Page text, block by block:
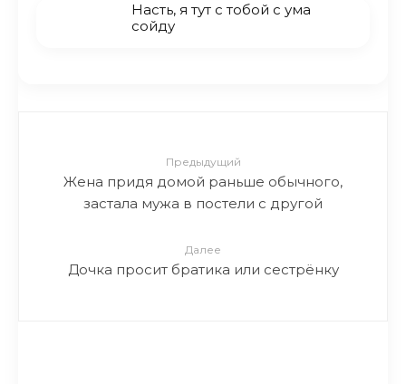
Насть, я тут с тобой с ума
сойду
Предыдущий
Жена придя домой раньше обычного,
застала мужа в постели с другой
Далее
Дочка просит братика или сестрёнку